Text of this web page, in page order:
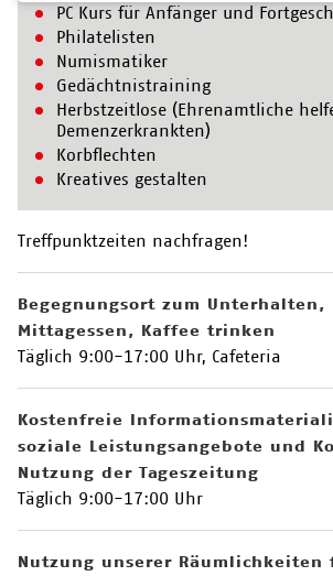
PC Kurs für Anfänger und
Philatelisten
Numismatiker
Gedächtnistraining
Herbstzeitlose (Ehrenamtliche
Demenzerkrankten)
Korbflechten
Kreatives gestalten
Treffpunktzeiten nachfragen!
Begegnungsort zum Unterhalten,
Mittagessen, Kaffee trinken
Täglich 9:00-17:00 Uhr, Cafeteria
Kostenfreie
soziale Leistungsangebote und
Nutzung der Tageszeitung
Täglich 9:00-17:00 Uhr
Nutzung unserer Räumlichkeiten